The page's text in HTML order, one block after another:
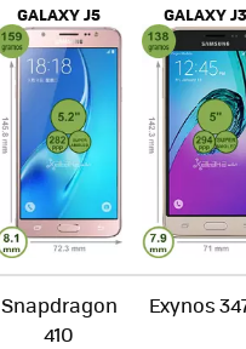
GALAXY J5 GALAXY J3
Snapdragon
410
Exynos